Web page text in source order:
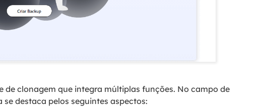
de clonagem que integra múltiplas funções. No campo de
destaca pelos seguintes aspectos: